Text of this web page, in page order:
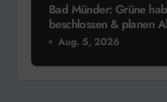
Bad Münder: Grüne
beschlossen & planen
Aug. 5, 2026